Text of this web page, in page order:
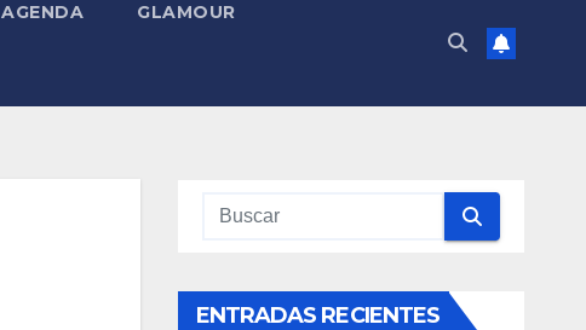
AGENDA GLAMOUR
ENTRADAS RECIENTES